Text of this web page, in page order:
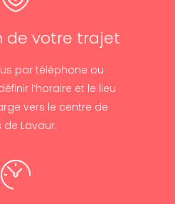
de votre trajet
par téléphone ou
l’horaire et le lieu
vers le centre de
de Lavaur.